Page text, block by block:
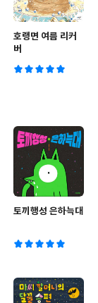
호랭면 여름 리커
버
토끼행성 은하늑대